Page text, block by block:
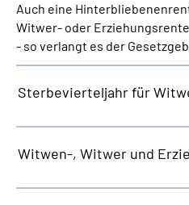
Auch eine
Witwer- oder
- so verlangt es der
Sterbevierteljahr für
Witwen-, Witwer und